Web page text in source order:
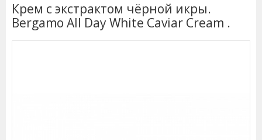
Крем с экстрактом чёрной икры.
Bergamo All Day White Caviar Cream .